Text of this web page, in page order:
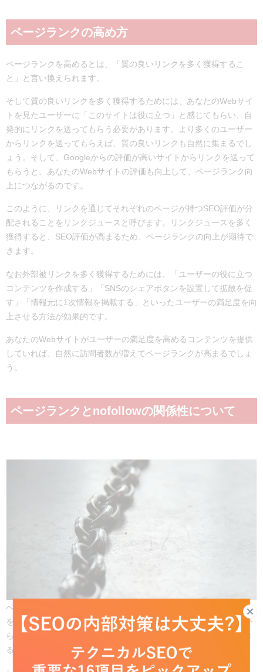
ページランクの高め方
ページランクを高めるとは、「質の良いリンクを多く獲得するこ
と」と言い換えられます。
そして質の良いリンクを多く獲得するためには、あなたのWebサイ
トを見たユーザーに「このサイトは役に立つ」と感じてもらい、自
発的にリンクを送ってもらう必要があります。より多くのユーザー
からリンクを送ってもらえば、質の良いリンクも自然に集まるでし
ょう。そして、Googleからの評価が高いサイトからリンクを送って
もらうと、あなたのWebサイトの評価も向上して、ページランク向
上につながるのです。
このように、リンクを通じてそれぞれのページが持つSEO評価が分
配されることをリンクジュースと呼びます。リンクジュースを多く
獲得すると、SEO評価が高まるため、ページランクの向上が期待で
きます。
なお外部被リンクを多く獲得するためには、「ユーザーの役に立つ
コンテンツを作成する」「SNSのシェアボタンを設置して拡散を促
す」「情報元に1次情報を掲載する」といったユーザーの満足度を向
上させる方法が効果的です。
あなたのWebサイトがユーザーの満足度を高めるコンテンツを提供
していれば、自然に訪問者数が増えてページランクが高まるでしょ
う。
ページランクとnofollowの関係性について
ページランクは、他のWebサイトから高品質で関連性の高いリンク
を送ってもらうことで、上がります。自分が運営しているサイトか
らリンクを送れば、送り先のサイトのページランク上昇に寄与でき
るということにもなりますね。